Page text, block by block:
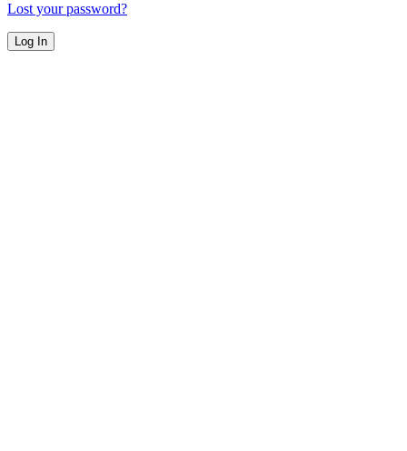
Lost your password?